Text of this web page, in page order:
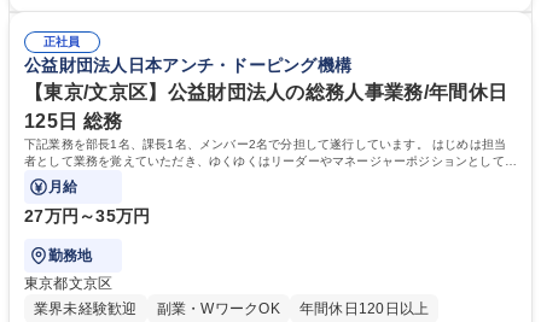
万～・残業10H◆食品原料・健康食品の商社
演算ができる方 ・業務ルールや指示を理解し、行動できる方 学歴・資格
学歴：大学院 大学 短大 語学力： 資格：
正社員
公益財団法人日本アンチ・ドーピング機構
【東京/文京区】公益財団法人の総務人事業務/年間休日
125日 総務
下記業務を部長1名、課長1名、メンバー2名で分担して遂行しています。 はじめは担当
者として業務を覚えていただき、ゆくゆくはリーダーやマネージャーポジションとして活
躍いただくことを期待しています。
月給
27万円～35万円
勤務地
東京都文京区
業界未経験歓迎
副業・WワークOK
年間休日120日以上